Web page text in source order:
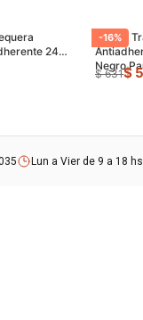
24
-16%
Sarten
Negro
$ 631$
Lun a Vier de 9 a 18